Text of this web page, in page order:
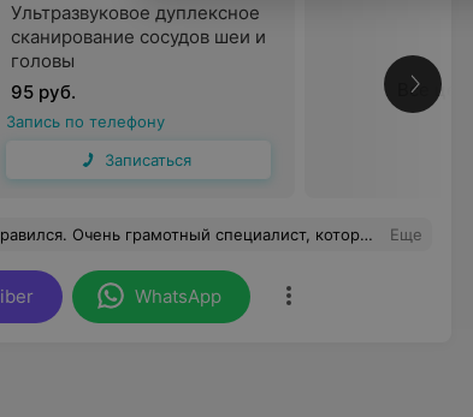
Ультразвуковое дуплексное
сканирование сосудов шеи и
головы
95 руб.
Запись по телефону
Записаться
Все цены
на все вопросы и подскажет правильность лечения. Очень рада что побывала у Людмилы Ивановны на приеме. Еще
WhatsApp